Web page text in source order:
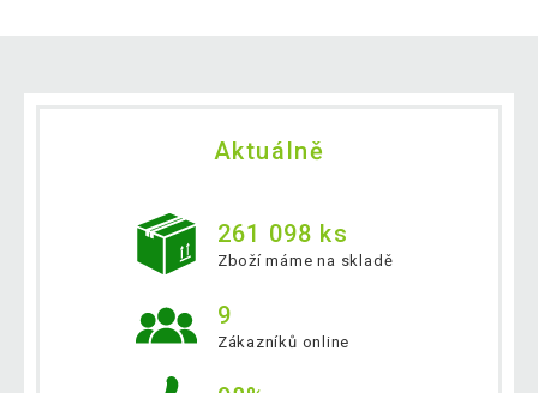
Aktuálně
261 098 ks
Zboží máme na skladě
9
Zákazníků online